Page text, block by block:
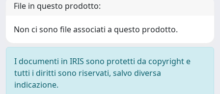
File in questo prodotto:
Non ci sono file associati a questo prodotto.
I documenti in IRIS sono protetti da copyright e
tutti i diritti sono riservati, salvo diversa
indicazione.